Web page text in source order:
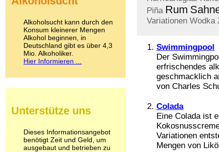
Piña Rum
Variationen Wodka
Swimmingpool
Der
erfrischendes
geschmacklich
von Charles
Colada
Eine Colada ist
Variationen
Mengen von
LSD
Marihuana
Medikamente
Meskalin
Metamphetamin
Methadon
Pilze
Psychopharmaka
Schlafmittel
Schmerzmittel
Alkoholsucht kann durch den
Konsum kleinerer Mengen
Alkohol beginnen, in
Deutschland gibt es über 4,3
Mio. Alkoholiker.
Hier Informieren ...
Unterstütze uns
Dieses Informationsangebot
benötigt Zeit und Geld, um
ausgebaut und betrieben zu